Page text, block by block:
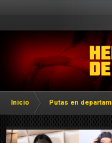
Inicio Putas en